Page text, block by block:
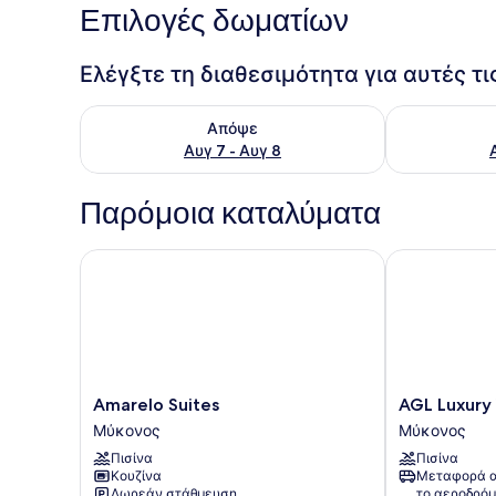
Επιλογές δωματίων
Ελέγξτε τη διαθεσιμότητα για αυτές
Απόψε
Αυγ 7 - Αυγ 8
Έλεγχος διαθεσιμότητας για απόψε Αυγ 7 - Αυγ 8
Έλεγχος
Παρόμοια καταλύματα
Amarelo
Suites
Μύκονος
Amarelo Suites
Μύκονος
Πισίνα
Κουζίνα
Amarelo Suites
AGL
Luxury
Villas
Μύκονος
AGL Luxury
Μύκονος
Πισίνα
Μεταφορά
AGL Luxury